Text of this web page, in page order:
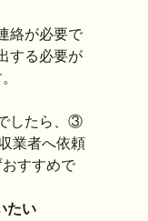
絡が必要で
する必要が
したら、③
業者へ依頼
すすめで
たい